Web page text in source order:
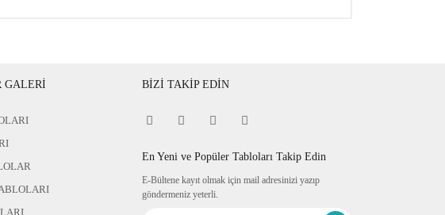
GALERİ BİZİ TAKİP EDİN
En Yeni ve Popüler Tabloları Takip Edin
E-Bültene kayıt olmak için mail adresinizi yazıp
göndermeniz yeterli.